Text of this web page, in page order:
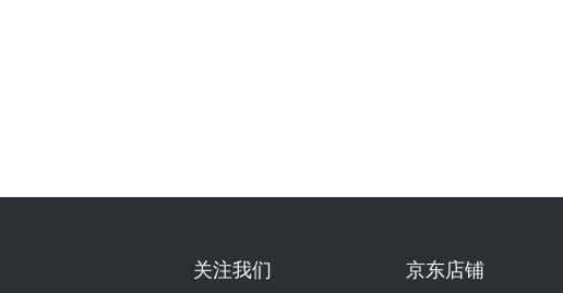
京东店铺
关注我们